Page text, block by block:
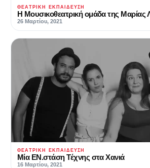
ΘΕΑΤΡΙΚΉ ΕΚΠΑΊΔΕΥΣΗ
H Μουσικοθεατρική ομάδα της Μαρίας
26 Μαρτίου, 2021
ΘΕΑΤΡΙΚΉ ΕΚΠΑΊΔΕΥΣΗ
Μία ΕΝ.στάση Τέχνης στα Χανιά
16 Μαρτίου, 2021